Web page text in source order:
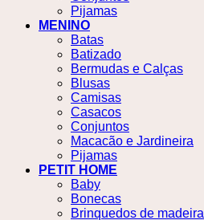
Pijamas
MENINO
Batas
Batizado
Bermudas e Calças
Blusas
Camisas
Casacos
Conjuntos
Macacão e Jardineira
Pijamas
PETIT HOME
Baby
Bonecas
Brinquedos de madeira